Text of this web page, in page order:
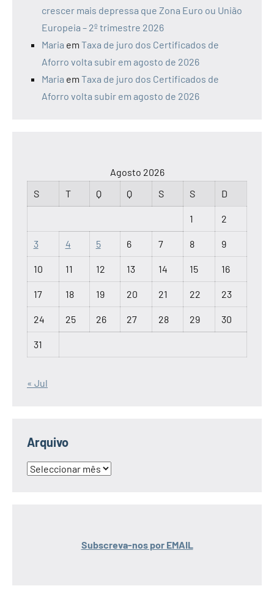
crescer mais depressa que Zona Euro ou União
Europeia – 2º trimestre 2026
Maria em Taxa de juro dos Certificados de
Aforro volta subir em agosto de 2026
Maria em Taxa de juro dos Certificados de
Aforro volta subir em agosto de 2026
Agosto 2026
S
T Q Q S S D
1 2
3 4 5 6 7 8 9
10 11 12 13 14 15 16
17 18 19 20 21 22 23
24 25 26 27 28 29 30
31
« Jul
Arquivo
Arquivo
Subscreva-nos por EMAIL